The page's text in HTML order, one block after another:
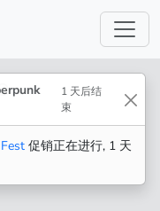
1 天后结
束
促销正在进行, 1 天